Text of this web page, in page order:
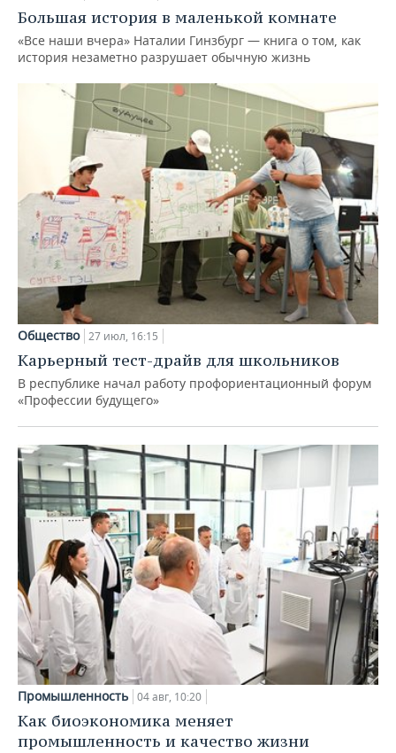
Большая история в маленькой комнате
«Все наши вчера» Наталии Гинзбург — книга о том, как
история незаметно разрушает обычную жизнь
Общество 27 июл, 16:15
Карьерный тест-драйв для школьников
В республике начал работу профориентационный форум
«Профессии будущего»
Промышленность 04 авг, 10:20
Как биоэкономика меняет
промышленность и качество жизни